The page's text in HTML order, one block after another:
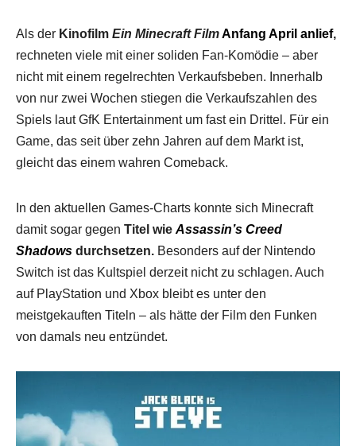
Als der Kinofilm Ein Minecraft FilmAnfang April anlief,
rechneten viele mit einer soliden Fan-Komödie – aber
nicht mit einem regelrechten Verkaufsbeben. Innerhalb
von nur zwei Wochen stiegen die Verkaufszahlen des
Spiels laut GfK Entertainment um fast ein Drittel. Für ein
Game, das seit über zehn Jahren auf dem Markt ist,
gleicht das einem wahren Comeback.
In den aktuellen Games-Charts konnte sich Minecraft
damit sogar gegen Titel wie Assassin’s Creed
Shadows durchsetzen. Besonders auf der Nintendo
Switch ist das Kultspiel derzeit nicht zu schlagen. Auch
auf PlayStation und Xbox bleibt es unter den
meistgekauften Titeln – als hätte der Film den Funken
von damals neu entzündet.